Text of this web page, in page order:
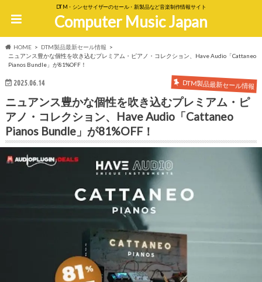
DTM・シンセサイザーのセール・新製品など音楽制作情報サイト
Computer Music Japan
HOME
DTM製品最新セール情報
ニュアンス豊かな個性を吹き込むプレミアム・ピアノ・コレクション、Have Audio「Cattaneo
Pianos Bundle」が81%OFF！
2025.06.14 DTM製品最新セール情報
ニュアンス豊かな個性を吹き込むプレミアム・ピ
アノ・コレクション、Have Audio「Cattaneo
Pianos Bundle」が81%OFF！